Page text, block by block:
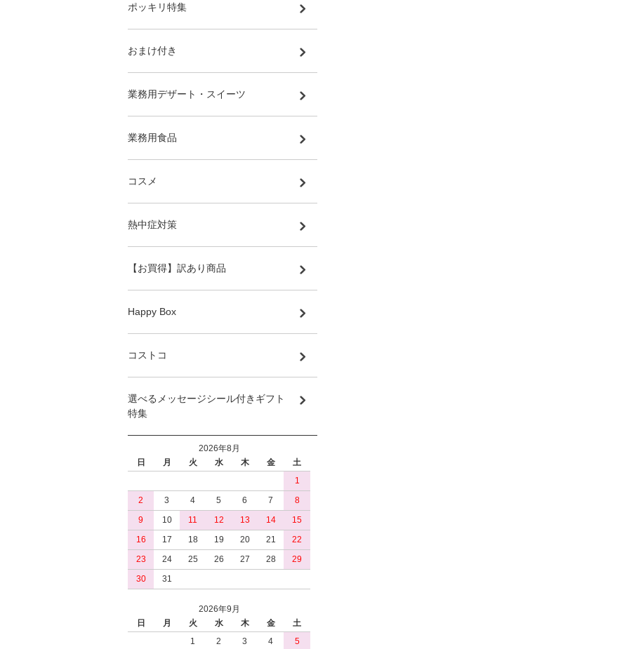
ポッキリ特集
おまけ付き
業務用デザート・スイーツ
業務用食品
コスメ
熱中症対策
【お買得】訳あり商品
Happy Box
コストコ
選べるメッセージシール付きギフト
特集
2026年8月
日
月 火 水 木 金
土
1
2
3 4 5 6 7
8
9
10 11 12 13 14
15
16
17 18 19 20 21
22
23
24 25 26 27 28
29
30
31
2026年9月
日
月 火 水 木 金
土
1
2 3 4 5